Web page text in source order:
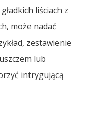
liściach z
może nadać
zestawienie
lub
intrygującą